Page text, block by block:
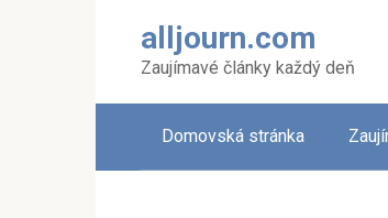
alljourn.com
Zaujímavé články každý deň
Domovská stránka